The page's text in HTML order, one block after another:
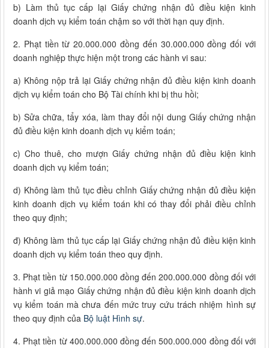
b) Làm thủ tục cấp lại Giấy chứng nhận đủ điều kiện kinh
doanh dịch vụ kiểm toán chậm so với thời hạn quy định.
2. Phạt tiền từ 20.000.000 đồng đến 30.000.000 đồng đối với
doanh nghiệp thực hiện một trong các hành vi sau:
a) Không nộp trả lại Giấy chứng nhận đủ điều kiện kinh doanh
dịch vụ kiểm toán cho Bộ Tài chính khi bị thu hồi;
b) Sửa chữa, tẩy xóa, làm thay đổi nội dung Giấy chứng nhận
đủ điều kiện kinh doanh dịch vụ kiểm toán;
c) Cho thuê, cho mượn Giấy chứng nhận đủ điều kiện kinh
doanh dịch vụ kiểm toán;
d) Không làm thủ tục điều chỉnh Giấy chứng nhận đủ điều kiện
kinh doanh dịch vụ kiểm toán khi có thay đổi phải điều chỉnh
theo quy định;
đ) Không làm thủ tục cấp lại Giấy chứng nhận đủ điều kiện kinh
doanh dịch vụ kiểm toán theo quy định.
3. Phạt tiền từ 150.000.000 đồng đến 200.000.000 đồng đối với
hành vi giả mạo Giấy chứng nhận đủ điều kiện kinh doanh dịch
vụ kiểm toán mà chưa đến mức truy cứu trách nhiệm hình sự
theo quy định của Bộ luật Hình sự.
4. Phạt tiền từ 400.000.000 đồng đến 500.000.000 đồng đối với